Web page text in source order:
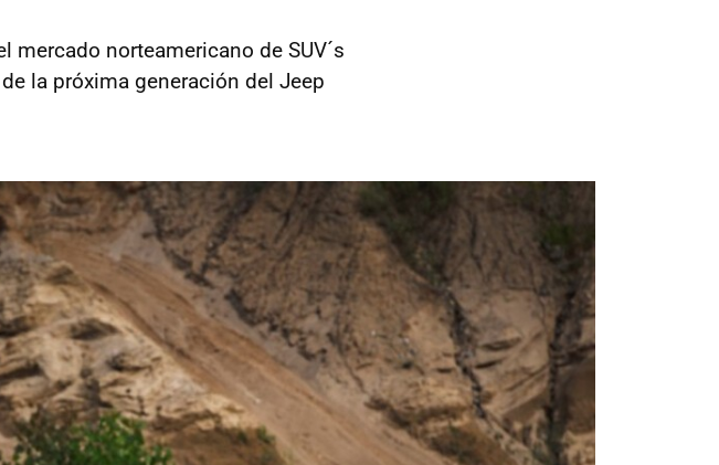
mercado norteamericano de SUV´s
la próxima generación del Jeep